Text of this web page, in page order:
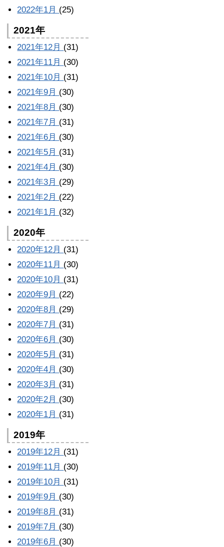
2022年1月 (25)
2021年
2021年12月 (31)
2021年11月 (30)
2021年10月 (31)
2021年9月 (30)
2021年8月 (30)
2021年7月 (31)
2021年6月 (30)
2021年5月 (31)
2021年4月 (30)
2021年3月 (29)
2021年2月 (22)
2021年1月 (32)
2020年
2020年12月 (31)
2020年11月 (30)
2020年10月 (31)
2020年9月 (22)
2020年8月 (29)
2020年7月 (31)
2020年6月 (30)
2020年5月 (31)
2020年4月 (30)
2020年3月 (31)
2020年2月 (30)
2020年1月 (31)
2019年
2019年12月 (31)
2019年11月 (30)
2019年10月 (31)
2019年9月 (30)
2019年8月 (31)
2019年7月 (30)
2019年6月 (30)